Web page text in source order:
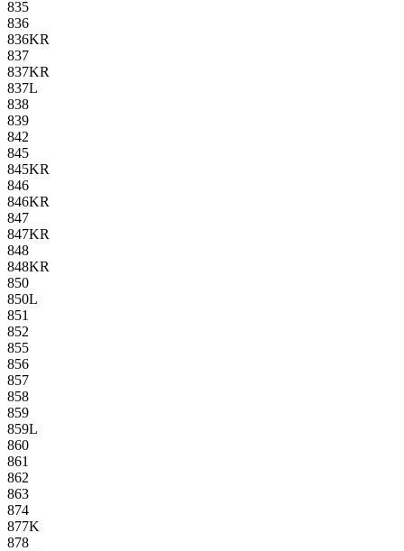
835
836
836KR
837
837KR
837L
838
839
842
845
845KR
846
846KR
847
847KR
848
848KR
850
850L
851
852
855
856
857
858
859
859L
860
861
862
863
874
877K
878